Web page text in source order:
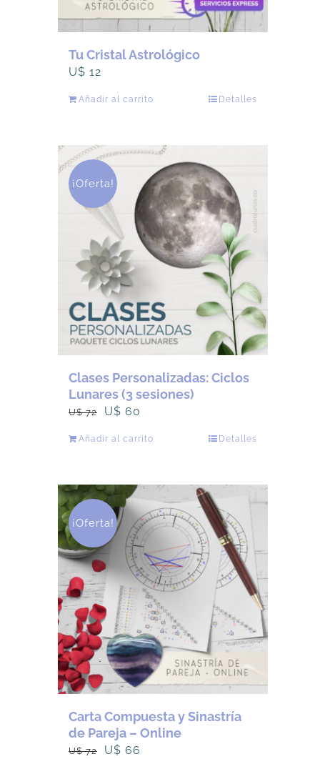
Tu Cristal Astrológico
U$12
Añadir al carrito Detalles
¡Oferta!
Clases Personalizadas: Ciclos
Lunares (3 sesiones)
U$72
El
U$
72.
U$60
U$
Añadir al carrito Detalles
¡Oferta!
Carta Compuesta y Sinastría
de Pareja – Online
U$72
El
U$66